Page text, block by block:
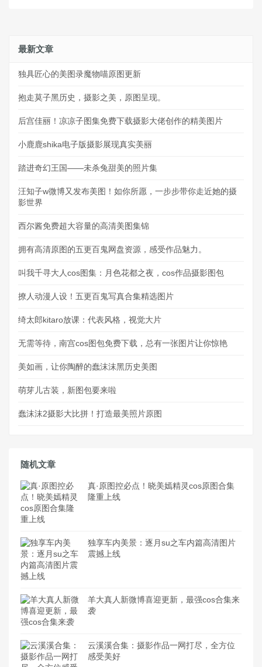
最新文章
独具匠心的美图录魔物喵原图更新
抱走莫子黑历史，摄影之美，原图呈现。
后宫佳丽！凉凉子图集免费下载摄影大佬创作的精美图片
小鹿鹿shika电子版摄影展现真实美丽
踏进奇幻王国——未杀兔甜美的照片集
汪知子w微博又发布美图！如你所愿，一步步带你走近她的摄
影世界
西尔酱免费超大容量的高清美图集锦
拥有高清原图的五更百鬼网盘资源，感受作品魅力。
叫我千寻大人cos图集：月色花都之夜，cos作品摄影图包
撩人动漫人设！五更百鬼写真合集精选图片
绮太郎kitaro放课：代表风格，视觉大片
无需等待，南宫cos图包免费下载，总有一张图片让你惊艳
美如画，让你陶醉的蠢沫沫黑历史美图
萌芽儿古装，新图包要来啦
蠢沫沫2摄影大比拼！打造最美照片原图
随机文章
真·原图控必点！晓美嫣精灵cos原图合集
隆重上线
独享车内美景：逐月su之车内篇高清图片
震撼上线
羊大真人新微博喜迎更新，最强cos合集来
袭
云溪溪合集：摄影作品一网打尽，全方位
感受美好